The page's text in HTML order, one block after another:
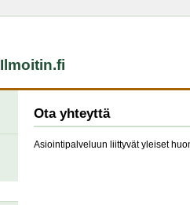
Ilmoitin.fi
Ota yhteyttä
Asiointipalveluun liittyvät yleiset